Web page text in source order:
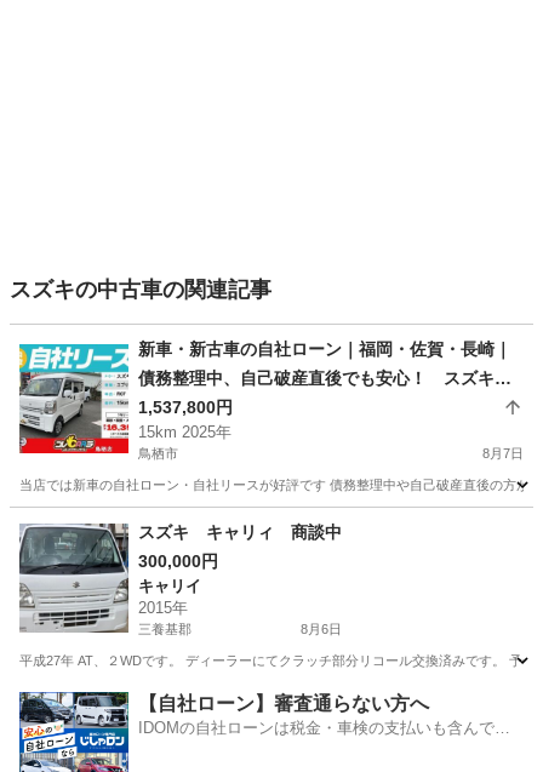
スズキの中古車の関連記事
新車・新古車の自社ローン｜福岡・佐賀・長崎｜
債務整理中、自己破産直後でも安心！ スズキ
エブリィ R07年式 黒ナンバー登録可
1,537,800円
15km 2025年
鳥栖市 8月7日
当店では新車の自社ローン・自社リースが好評です 債務整理中や自己破産直後の方
佐賀 鳥栖市 スズキ 車両
スズキ キャリィ 商談中
300,000円
キャリイ
2015年
三養基郡 8月6日
平成27年 AT、２WDです。 ディーラーにてクラッチ部分リコール交換済みです。 予
佐賀 三養基郡 キャリイ
【自社ローン】審査通らない方へ
IDOMの自社ローンは税金・車検の支払いも含んでい